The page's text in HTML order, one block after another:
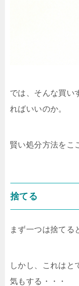
では、そんな買い
ればいいのか。
賢い処分方法をこ
捨てる
まず一つは捨てる
しかし、これはと
気もする・・・